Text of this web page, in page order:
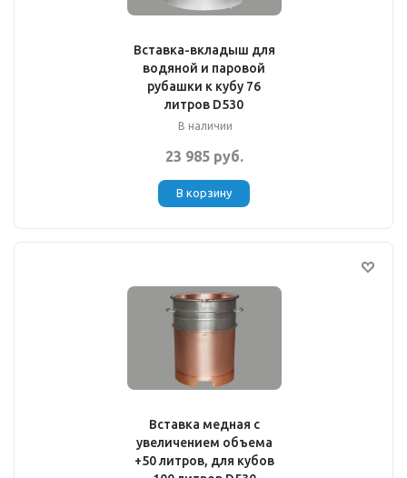
Вставка-вкладыш для
водяной и паровой
рубашки к кубу 76
литров D530
В наличии
23 985 руб.
В корзину
Вставка медная с
увеличением объема
+50 литров, для кубов